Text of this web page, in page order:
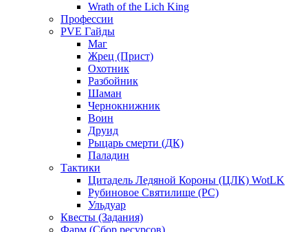
Wrath of the Lich King
Профессии
PVE Гайды
Маг
Жрец (Прист)
Охотник
Разбойник
Шаман
Чернокнижник
Воин
Друид
Рыцарь смерти (ДК)
Паладин
Тактики
Цитадель Ледяной Короны (ЦЛК) WotLK
Рубиновое Святилище (РС)
Ульдуар
Квесты (Задания)
Фарм (Сбор ресурсов)